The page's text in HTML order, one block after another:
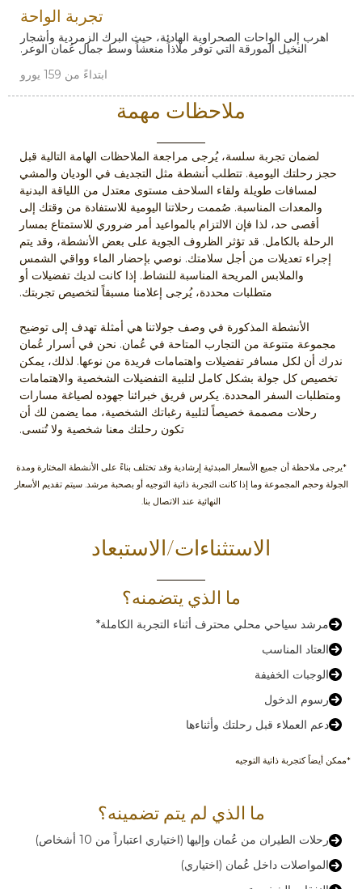
تجربة الواحة
اهرب إلى الواحات الصحراوية الهادئة، حيث البرك الزمردية وأشجار
النخيل المورقة التي توفر ملاذاً منعشاً وسط جمال عُمان الوعر.
ابتداءً من 159 يورو
ملاحظات مهمة
لضمان تجربة سلسة، يُرجى مراجعة الملاحظات الهامة التالية قبل
حجز رحلتك اليومية. تتطلب أنشطة مثل التجديف في الوديان والمشي
لمسافات طويلة ولقاء السلاحف مستوى معتدل من اللياقة البدنية
والمعدات المناسبة. صُممت رحلاتنا اليومية للاستفادة من وقتك إلى
أقصى حد، لذا فإن الالتزام بالمواعيد أمر ضروري للاستمتاع بمسار
الرحلة بالكامل. قد تؤثر الظروف الجوية على بعض الأنشطة، وقد يتم
إجراء تعديلات من أجل سلامتك. نوصي بإحضار الماء وواقي الشمس
والملابس المريحة المناسبة للنشاط. إذا كانت لديك تفضيلات أو
متطلبات محددة، يُرجى إعلامنا مسبقاً لتخصيص تجربتك.
الأنشطة المذكورة في وصف جولاتنا هي أمثلة تهدف إلى توضيح
مجموعة متنوعة من التجارب المتاحة في عُمان. نحن في أسرار عُمان
ندرك أن لكل مسافر تفضيلات واهتمامات فريدة من نوعها. لذلك، يمكن
تخصيص كل جولة بشكل كامل لتلبية التفضيلات الشخصية والاهتمامات
ومتطلبات السفر المحددة. يكرس فريق خبرائنا جهوده لصياغة مسارات
رحلات مصممة خصيصاً لتلبية رغباتك الشخصية، مما يضمن لك أن
تكون رحلتك معنا شخصية ولا تُنسى.
*يرجى ملاحظة أن جميع الأسعار المبدئية إرشادية وقد تختلف بناءً على الأنشطة المختارة ومدة
الجولة وحجم المجموعة وما إذا كانت التجربة ذاتية التوجيه أو بصحبة مرشد. سيتم تقديم الأسعار
النهائية عند الاتصال بنا.
الاستثناءات/الاستبعاد
ما الذي يتضمنه؟
مرشد سياحي محلي محترف أثناء التجربة الكاملة*
العتاد المناسب
الوجبات الخفيفة
رسوم الدخول
دعم العملاء قبل رحلتك وأثناءها
*ممكن أيضاً كتجربة ذاتية التوجيه
ما الذي لم يتم تضمينه؟
رحلات الطيران من عُمان وإليها (اختياري اعتباراً من 10 أشخاص)
المواصلات داخل عُمان (اختياري)